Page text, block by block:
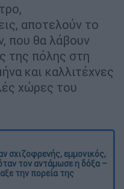
αποτελούν το
που θα λάβουν
της πόλης στη
και καλλιτέχνες
χώρες του
σχιζοφρενής, εμμονικός,
τον αντάμωσε η δόξα –
την πορεία της